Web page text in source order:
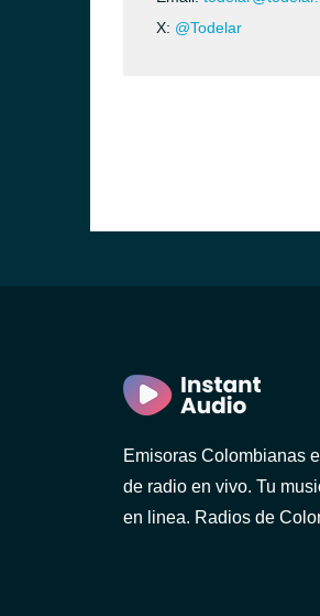
X: @Todelar
Emisoras Colombianas
de radio en vivo. Tu
en linea. Radios de